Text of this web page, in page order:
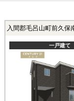
入間郡毛呂山町前久保
一戸建て